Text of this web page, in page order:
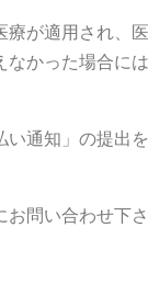
が適用され、
かった場合に
通知」の提出
問い合わせ下さ